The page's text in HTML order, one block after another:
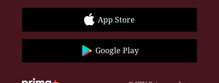
App Store
Google Play